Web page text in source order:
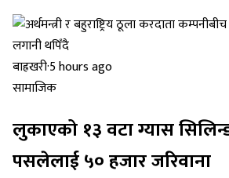
बाह्रखरी·5 hours ago
सामाजिक
लुकाएको १३ वटा ग्यास
पसलेलाई ५० हजार जरिवाना